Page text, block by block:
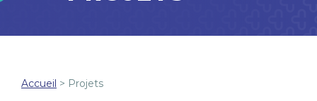
Accueil > Projets